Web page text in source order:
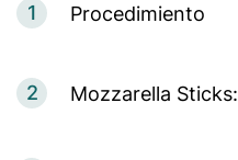
1 Procedimiento
2 Mozzarella Sticks: